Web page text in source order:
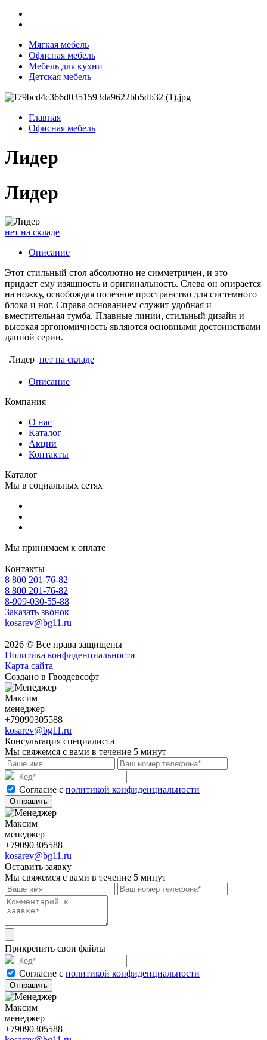
Мягкая мебель
Офисная мебель
Мебель для кухни
Детская мебель
Главная
Офисная мебель
Лидер
Лидер
нет на складе
Описание
Этот стильный стол абсолютно не симметричен, и это
придает ему изящность и оригинальность. Слева он опирается
на ножку, освобождая полезное пространство для системного
блока и ног. Справа основанием служит удобная и
вместительная тумба. Плавные линии, стильный дизайн и
высокая эргономичность являются основными достоинствами
данной серии.
Лидер нет на складе
Описание
Компания
О нас
Каталог
Акции
Контакты
Каталог
Мы в социальных сетях
Мы принимаем к оплате
Контакты
8 800 201-76-82
8 800 201-76-82
8-909-030-55-88
Заказать звонок
kosarev@bg11.ru
2026 © Все права защищены
Политика конфиденциальности
Карта сайта
Создано в Гвоздевсофт
Максим
менеджер
+79090305588
kosarev@bg11.ru
Консультация специалиста
Мы свяжемся с вами в течение 5 минут
Cогласие с политикой конфиденциальности
Отправить
Максим
менеджер
+79090305588
kosarev@bg11.ru
Оставить заявку
Мы свяжемся с вами в течение 5 минут
Прикрепить свои файлы
Cогласие с политикой конфиденциальности
Отправить
Максим
менеджер
+79090305588